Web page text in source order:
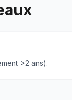
>2 ans).